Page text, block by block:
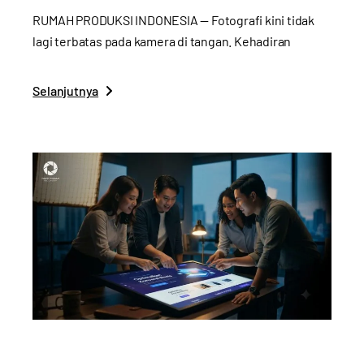
RUMAH PRODUKSI INDONESIA — Fotografi kini tidak
lagi terbatas pada kamera di tangan. Kehadiran
Selanjutnya